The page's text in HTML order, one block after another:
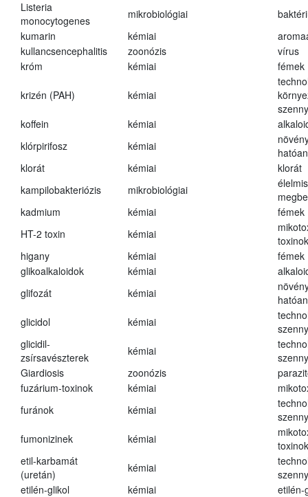
Listeria
monocytogenes
mikrobiológiai
kumarin
kémiai
kullancsencephalitis
zoonózis
vírus
króm
kémiai fémek
krizén (PAH) kémiai
koffein
kémiai
klórpirifosz
kémiai
klorát
kémiai
klorát
kampilobakteriózis
mikrobiológiai
kadmium
kémiai
fémek
HT-2 toxin
kémiai
toxinok
higany
kémiai
fémek
glikoalkaloidok
kémiai
glifozát
kémiai
glicidol
kémiai
glicidil-
zsírsavészterek
kémiai
Giardiosis
zoonózis
fuzárium-toxinok
kémiai
furánok
kémiai
fumonizinek
kémiai
toxinok
etil-karbamát
(uretán)
kémiai
etilén-glikol
kémiai
etilén-